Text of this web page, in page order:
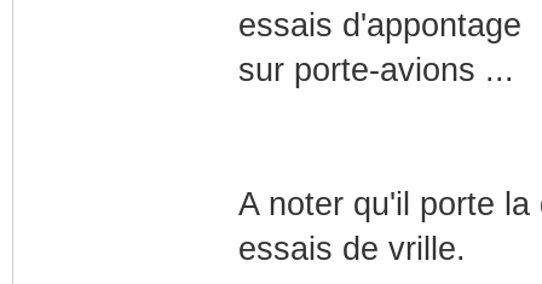
essais d'appontage
sur porte-avions ...
A noter qu'il porte
essais de vrille.